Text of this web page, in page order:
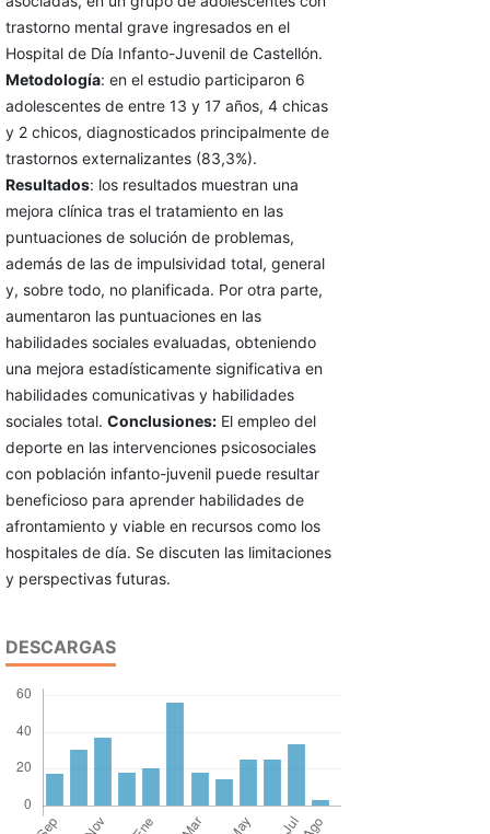
trastorno mental grave ingresados en el
Hospital de Día Infanto-Juvenil de Castellón.
Metodología: en el estudio participaron 6
adolescentes de entre 13 y 17 años, 4 chicas
y 2 chicos, diagnosticados principalmente de
trastornos externalizantes (83,3%).
Resultados: los resultados muestran una
mejora clínica tras el tratamiento en las
puntuaciones de solución de problemas,
además de las de impulsividad total, general
y, sobre todo, no planificada. Por otra parte,
aumentaron las puntuaciones en las
habilidades sociales evaluadas, obteniendo
una mejora estadísticamente significativa en
habilidades comunicativas y habilidades
sociales total. Conclusiones:El empleo del
deporte en las intervenciones psicosociales
con población infanto-juvenil puede resultar
beneficioso para aprender habilidades de
afrontamiento y viable en recursos como los
hospitales de día. Se discuten las limitaciones
y perspectivas futuras.
DESCARGAS